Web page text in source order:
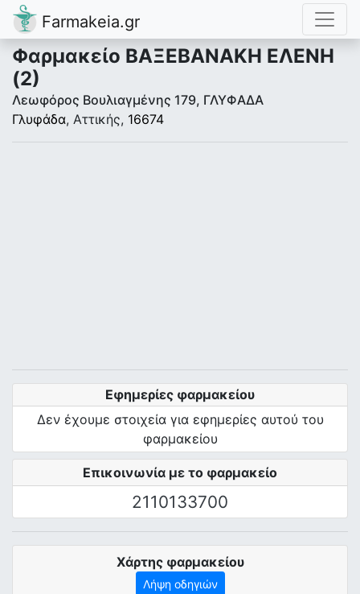
Farmakeia.gr
Φαρμακείο ΒΑΞΕΒΑΝΑΚΗ ΕΛΕΝΗ
(2)
Λεωφόρος Βουλιαγμένης 179, ΓΛΥΦΑΔΑ
Γλυφάδα, Αττικής, 16674
Επικοινωνία με το φαρμακείο
2110133700
Εφημερίες φαρμακείου
Δεν έχουμε στοιχεία για εφημερίες αυτού του
φαρμακείου
Χάρτης φαρμακείου
Λήψη οδηγιών